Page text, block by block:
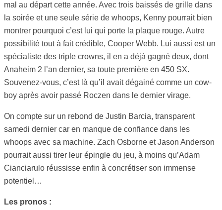
mal au départ cette année. Avec trois baissés de grille dans
la soirée et une seule série de whoops, Kenny pourrait bien
montrer pourquoi c’est lui qui porte la plaque rouge. Autre
possibilité tout à fait crédible, Cooper Webb. Lui aussi est un
spécialiste des triple crowns, il en a déjà gagné deux, dont
Anaheim 2 l’an dernier, sa toute première en 450 SX.
Souvenez-vous, c’est là qu’il avait dégainé comme un cow-
boy après avoir passé Roczen dans le dernier virage.
On compte sur un rebond de Justin Barcia, transparent
samedi dernier car en manque de confiance dans les
whoops avec sa machine. Zach Osborne et Jason Anderson
pourrait aussi tirer leur épingle du jeu, à moins qu’Adam
Cianciarulo réussisse enfin à concrétiser son immense
potentiel…
Les pronos :